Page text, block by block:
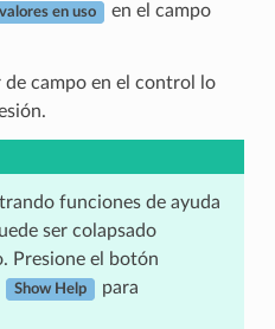
en uso
en el campo
campo en el control lo
funciones de ayuda
ser colapsado
Presione el botón
Show Help
para